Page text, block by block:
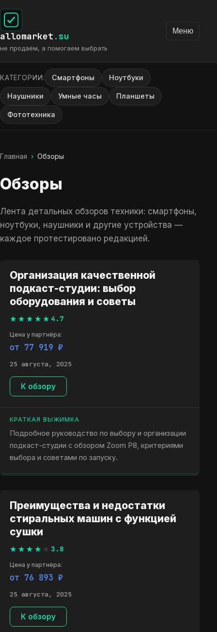
allomarket .su
не продаём, а помогаем выбрать
Меню
КАТЕГОРИИ: Смартфоны Ноутбуки
Наушники Умные часы Планшеты
Фототехника
Главная › Обзоры
Обзоры
Лента детальных обзоров техники: смартфоны,
ноутбуки, наушники и другие устройства —
каждое протестировано редакцией.
Организация качественной
подкаст-студии: выбор
оборудования и советы
4.7
Цена у партнёра:
от 77 919 ₽
25 августа, 2025
К обзору
КРАТКАЯ ВЫЖИМКА
Подробное руководство по выбору и организации
подкаст-студии с обзором Zoom P8, критериями
выбора и советами по запуску.
Преимущества и недостатки
стиральных машин с функцией
сушки
3.8
Цена у партнёра:
от 76 893 ₽
25 августа, 2025
К обзору